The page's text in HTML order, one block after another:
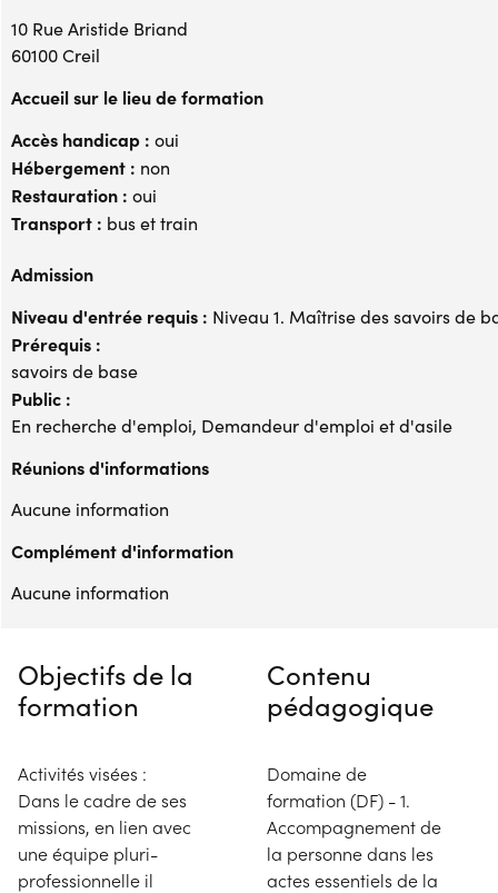
10 Rue Aristide Briand
60100 Creil
Accueil sur le lieu de formation
Accès handicap : oui
Hébergement : non
Restauration : oui
Transport : bus et train
Admission
Niveau d'entrée requis : Niveau 1. Maîtrise des savoirs de
Prérequis :
savoirs de base
Public :
En recherche d'emploi, Demandeur d'emploi et d'asile
Réunions d'informations
Aucune information
Complément d'information
Aucune information
Objectifs de la
formation
Activités visées :
Dans le cadre de ses
missions, en lien avec
une équipe pluri-
professionnelle il
Contenu
pédagogique
Domaine de
formation (DF) - 1.
Accompagnement de
la personne dans les
actes essentiels de la